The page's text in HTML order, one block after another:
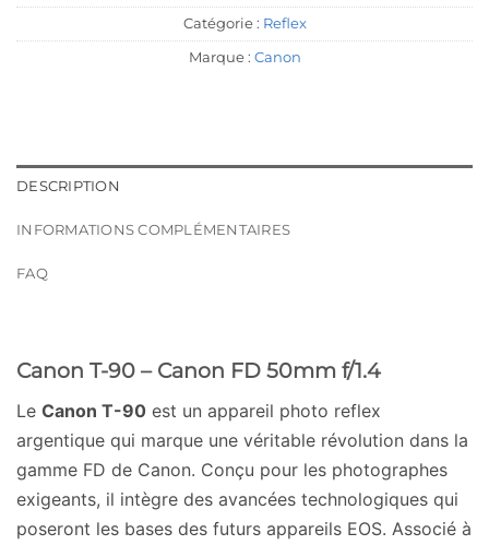
Catégorie : Reflex
Marque : Canon
DESCRIPTION
INFORMATIONS COMPLÉMENTAIRES
FAQ
Canon T-90 – Canon FD 50mm f/1.4
Le Canon T-90 est un appareil photo reflex
argentique qui marque une véritable révolution dans la
gamme FD de Canon. Conçu pour les photographes
exigeants, il intègre des avancées technologiques qui
poseront les bases des futurs appareils EOS. Associé à